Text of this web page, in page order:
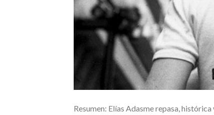
Resumen: Elías Adasme repasa,